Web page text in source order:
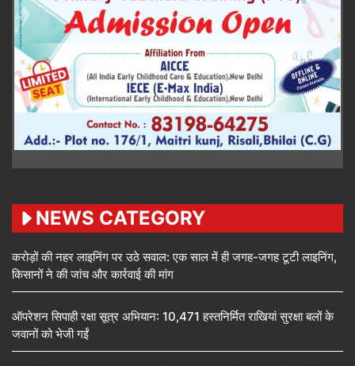
NEWS CATEGORY
करोड़ों की नहर लाइनिंग पर उठे सवाल: एक साल में ही जगह-जगह टूटी लाइनिंग,
किसानों ने की जांच और कार्रवाई की मांग
ऑपरेशन सिपाही रक्षा सूत्र अभियान: 10,471 हस्तनिर्मित राखियां सुरक्षा बलों के
जवानों को भेजी गईं